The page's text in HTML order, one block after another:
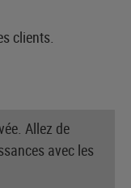
clients.
Allez de
avec les